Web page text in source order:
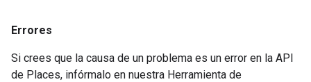
Errores
Si crees que la causa de un problema es un error en la API
de Places, infórmalo en nuestra Herramienta de